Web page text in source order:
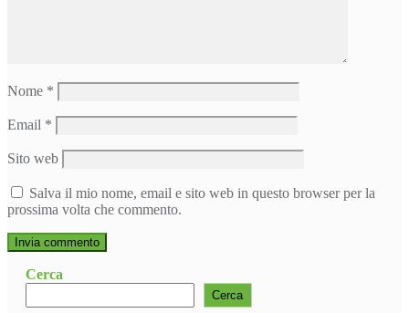
Nome *
Email *
Sito web
Salva il mio nome, email e sito web in questo browser per la
prossima volta che commento.
Cerca
Cerca